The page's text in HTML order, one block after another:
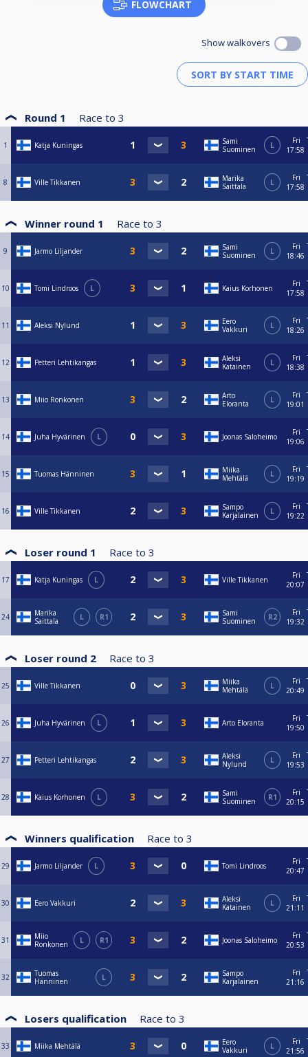
FLOWCHART
Show walkovers
Round 1 Race to 3
1 Katja Kuningas
Sami
Suominen
L
Fri
17:58
8 Ville Tikkanen
Marika
Saittala
L
Fri
17:58
Winner round 1 Race to 3
9 Jarmo Liljander
Sami
Suominen
L
Fri
18:46
10 Tomi Lindroos L Kaius Korhonen
Fri
17:58
11 Aleksi Nylund
Eero
Vakkuri
L
Fri
18:26
12 Petteri Lehtikangas
Aleksi
Katainen
L
Fri
18:38
13 Miio Ronkonen
Arto
Eloranta
L
Fri
19:01
14 Juha Hyvärinen L Joonas Saloheimo
Fri
19:06
15 Tuomas Hänninen
Miika
Mehtälä
L
Fri
19:19
16 Ville Tikkanen
Sampo
Karjalainen
L
Fri
19:22
Loser round 1 Race to 3
17 Katja Kuningas L Ville Tikkanen
Fri
20:07
24
Marika
Saittala
L R1
Sami
Suominen
R2
Fri
19:32
Loser round 2 Race to 3
25 Ville Tikkanen
Miika
Mehtälä
L
Fri
20:49
26 Juha Hyvärinen L Arto Eloranta
Fri
19:50
27 Petteri Lehtikangas
Aleksi
Nylund
L
Fri
19:53
28 Kaius Korhonen L
Sami
Suominen
R1
Fri
20:15
Winners qualification Race to 3
29 Jarmo Liljander L Tomi Lindroos
Fri
20:47
30 Eero Vakkuri
Aleksi
Katainen
L
Fri
21:11
31
Miio
Ronkonen
L R1 Joonas Saloheimo
Fri
20:53
32
Tuomas
Hänninen
L
Sampo
Karjalainen
Fri
21:16
Losers qualification Race to 3
33 Miika Mehtälä
Eero
Vakkuri
L
Fri
21:56